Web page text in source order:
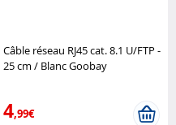
Câble réseau RJ45 cat. 8.1 U/FTP -
25 cm / Blanc Goobay
4,99€